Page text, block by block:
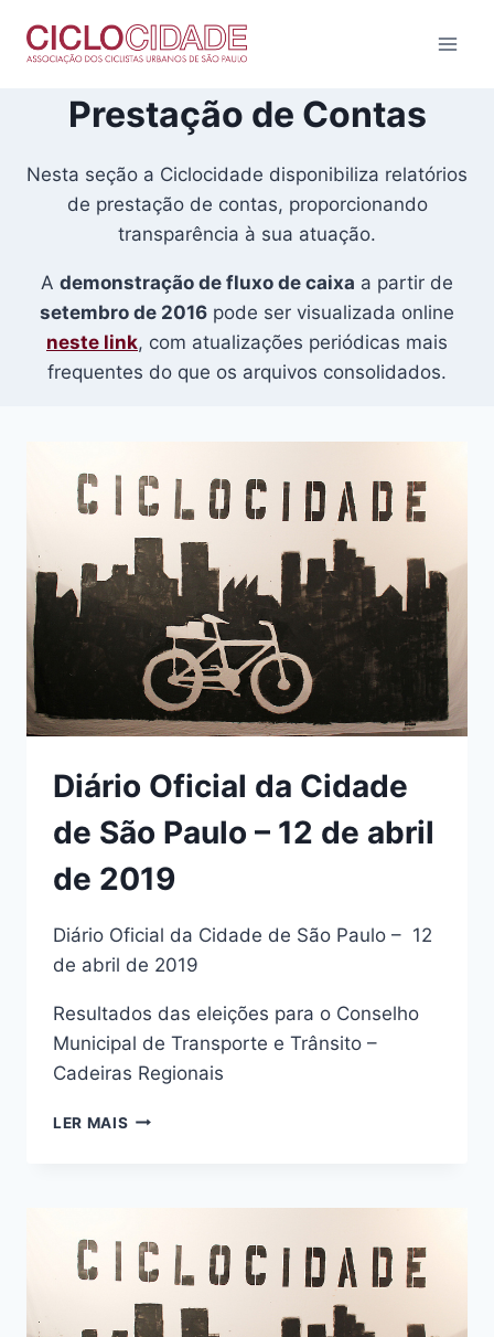
para
ConteúdoPrestação de Contas
Nesta seção a Ciclocidade disponibiliza relatórios
de prestação de contas, proporcionando
transparência à sua atuação.
A demonstração de fluxo de caixa a partir de
setembro de 2016 pode ser visualizada online
neste link, com atualizações periódicas mais
frequentes do que os arquivos consolidados.
Diário Oficial da Cidade
de São Paulo – 12 de abril
de 2019
Diário Oficial da Cidade de São Paulo – 12
de abril de 2019
Resultados das eleições para o Conselho
Municipal de Transporte e Trânsito –
Cadeiras Regionais
LER MAIS DIÁRIO
PAULO
12
DE